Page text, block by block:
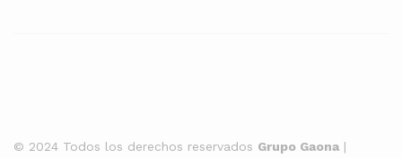
© 2024 Todos los derechos reservados Grupo Gaona |